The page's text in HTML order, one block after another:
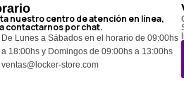
nuestro centro de atención en línea,
contactarnos por chat.
De Lunes a Sábados en el horario de 09:00hs
a 18:00hs y Domingos de 09:00hs a 13:00hs
ventas@locker-store.com